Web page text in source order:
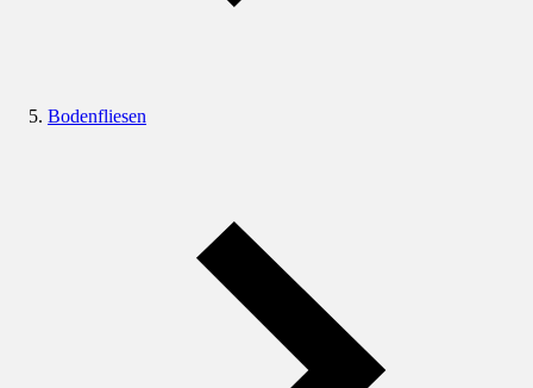
Bodenfliesen